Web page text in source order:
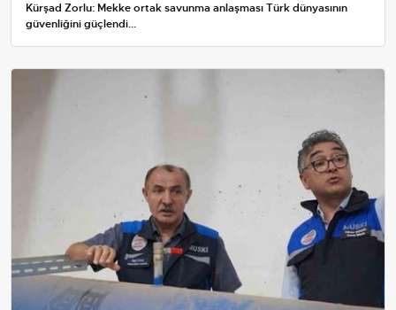
Kürşad Zorlu: Mekke ortak savunma anlaşması Türk dünyasının
güvenliğini güçlendi...